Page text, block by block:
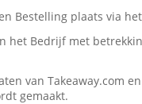
Bestelling plaats via
het Bedrijf met
van Takeaway.com
gemaakt.